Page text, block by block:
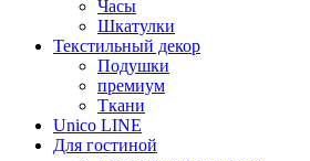
Часы
Шкатулки
Текстильный декор
Подушки
премиум
Ткани
Unico LINE
Для гостиной